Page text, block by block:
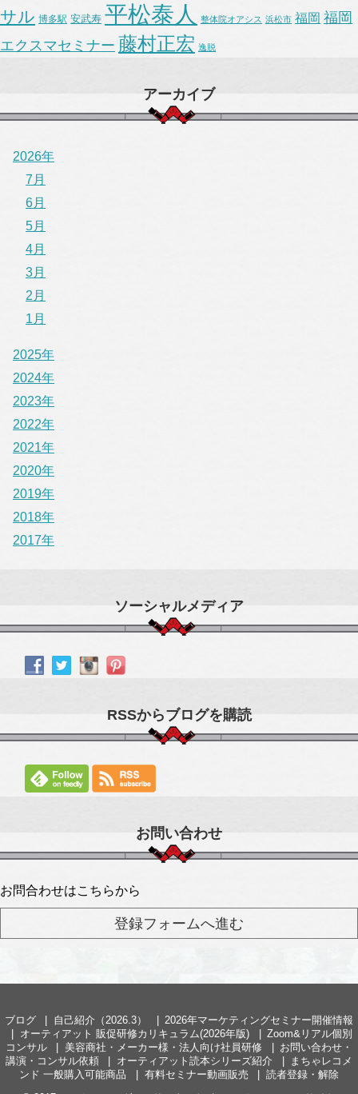
サル 博多駅 安武寿 平松泰人 整体院オアシス 浜松市 福岡 福岡
エクスマセミナー 藤村正宏 逸脱
アーカイブ
2026年
7月
6月
5月
4月
3月
2月
1月
2025年
2024年
2023年
2022年
2021年
2020年
2019年
2018年
2017年
ソーシャルメディア
RSSからブログを購読
お問い合わせ
お問合わせはこちらから
ブログ 自己紹介（2026.3）
2026年マーケティングセミナー開催情報
オーティアット 販促研修カリキュラム(2026年版)
Zoom&リアル個別
コンサル
美容商社・メーカー様・法人向け社員研修
お問い合わせ・
講演・コンサル依頼
オーティアット読本シリーズ紹介
まちゃレコメ
ンド 一般購入可能商品
有料セミナー動画販売
読者登録・解除